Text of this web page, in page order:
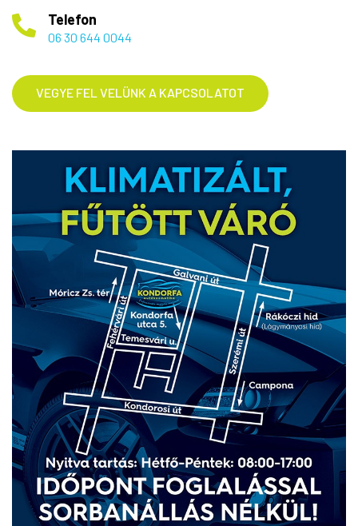
Telefon
06 30 644 0044
VEGYE FEL VELÜNK A KAPCSOLATOT